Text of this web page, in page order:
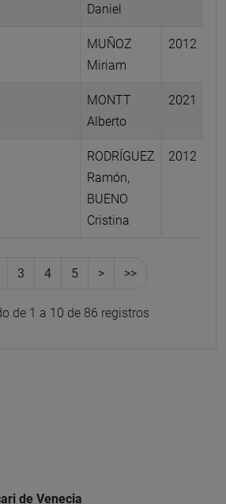
Daniel
MUÑOZ
Miriam
2012
MONTT
Alberto
2021
RODRÍGUEZ
Ramón,
BUENO
Cristina
2012
3 4 5 > >>
de 1 a 10 de 86 registros
de Venecia